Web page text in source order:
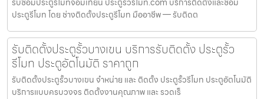
ประตูรีโมท โดย ช่างติดตั้งประตูรีโมท มืออาชีพ — รับติดต
รับติดตั้งประตูรั้วบางเขน บริการรับติดตั้ง ประตูรั้ว
รีโมท ประตูอัตโนมัติ ราคาถูก
รับติดตั้งประตูรั้วบางเขน จำหน่าย และ ติดตั้ง ประตูรั้วรีโมท ประตูอัตโนมัติ
บริการแบบครบวงจร ติดตั้งงานคุณภาพ และ รวดเร็